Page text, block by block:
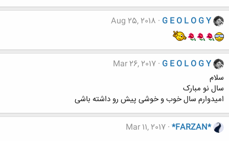
G E O L O G Y
Aug 25, 2018
G E O L O G Y
Mar 26, 2017
سلام
سال نو مبارک
امیدوارم سال خوب و خوشی پیش رو داشته باشی
*FARZAN*
Mar 11, 2017